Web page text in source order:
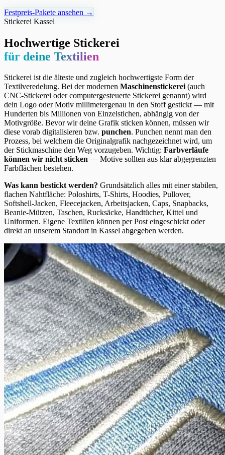
Festpreis-Pakete ansehen →
Stickerei Kassel
Hochwertige Stickerei
für deine Textilien
Stickerei ist die älteste und zugleich hochwertigste Form der
Textilveredelung. Bei der modernen Maschinenstickerei(auch
CNC-Stickerei oder computergesteuerte Stickerei genannt) wird
dein Logo oder Motiv millimetergenau in den Stoff gestickt — mit
Hunderten bis Millionen von Einzelstichen, abhängig von der
Motivgröße. Bevor wir deine Grafik sticken können, müssen wir
diese vorab digitalisieren bzw. punchen. Punchen nennt man den
Prozess, bei welchem die Originalgrafik nachgezeichnet wird, um
der Stickmaschine den Weg vorzugeben. Wichtig: Farbverläufe
können wir nicht sticken — Motive sollten aus klar abgegrenzten
Farbflächen bestehen.
Was kann bestickt werden? Grundsätzlich alles mit einer stabilen,
flachen Nahtfläche: Poloshirts, T-Shirts, Hoodies, Pullover,
Softshell-Jacken, Fleecejacken, Arbeitsjacken, Caps, Snapbacks,
Beanie-Mützen, Taschen, Rucksäcke, Handtücher, Kittel und
Uniformen. Eigene Textilien können per Post eingeschickt oder
direkt an unserem Standort in Kassel abgegeben werden.